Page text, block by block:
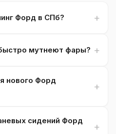
Форд в СПб?
мутнеют фары?
нового Форд
сидений Форд